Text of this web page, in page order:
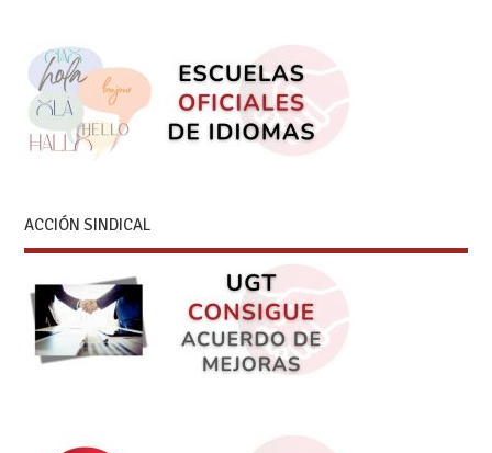
ACCIÓN SINDICAL